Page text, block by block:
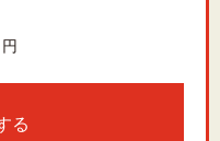
円
る